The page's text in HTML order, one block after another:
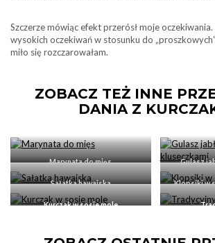
Szczerze mówiąc efekt przerósł moje
wysokich oczekiwań w stosunku do
miło się rozczarowałam.
ZOBACZ TEŻ INNE
DANIA Z
Marynata do mięs
Gulasz
Sałatka hawajska
Klopsiki w
Kurczak w sosie mole